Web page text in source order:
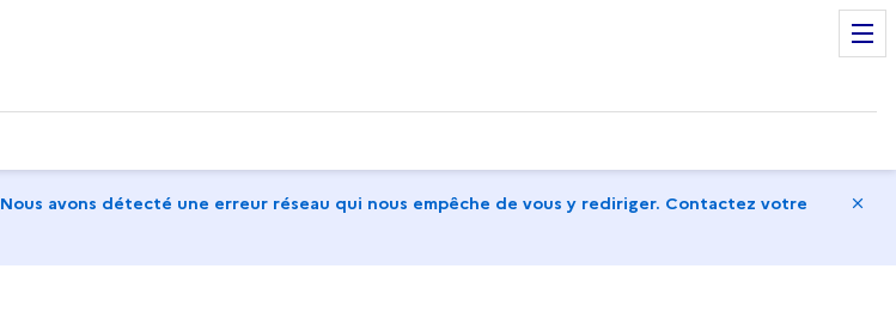
Nous avons détecté une erreur réseau qui nous empêche de vous y rediriger. Contactez votre